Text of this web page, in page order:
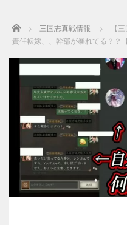
Home 三国志真戦情報
【
責任転嫁、、幹部が暴れてる？？